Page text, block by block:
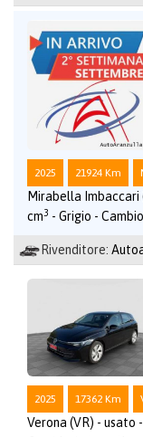
2025 21924 Km
Mirabella Imbaccari
cm3 - Grigio -
Rivenditore:
2025 17362 Km
Verona (VR) - usato